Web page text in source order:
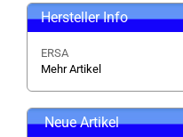
Hersteller Info
ERSA
Mehr Artikel
Neue Artikel